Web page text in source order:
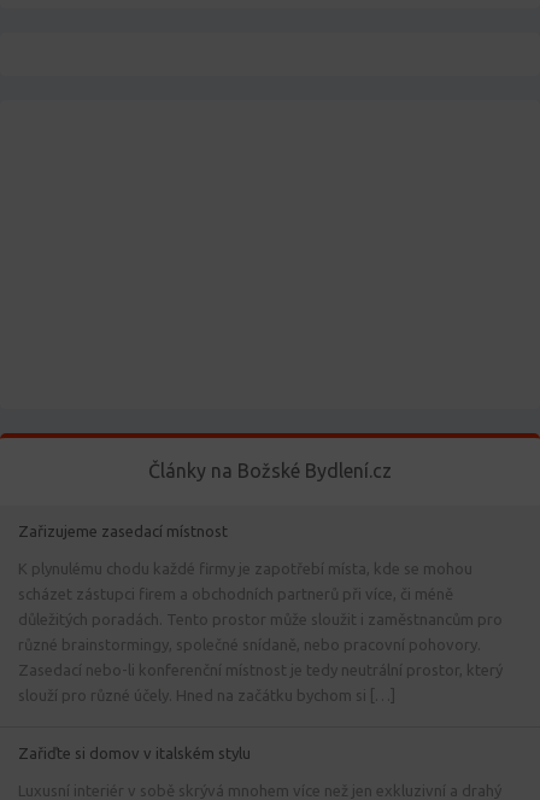
Články na Božské Bydlení.cz
Zařizujeme zasedací místnost
K plynulému chodu každé firmy je zapotřebí místa, kde se mohou
scházet zástupci firem a obchodních partnerů při více, či méně
důležitých poradách. Tento prostor může sloužit i zaměstnancům pro
různé brainstormingy, společné snídaně, nebo pracovní pohovory.
Zasedací nebo-li konferenční místnost je tedy neutrální prostor, který
slouží pro různé účely. Hned na začátku bychom si […]
Zařiďte si domov v italském stylu
Luxusní interiér v sobě skrývá mnohem více než jen exkluzivní a drahý